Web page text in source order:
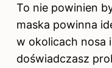
To nie powinien
maska powinna
w okolicach nosa
doświadczasz